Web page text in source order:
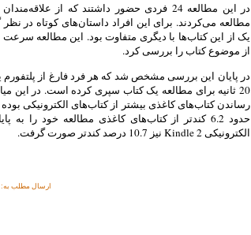
در این مطالعه 24 فردی حضور داشتند که از
مطالعه می‌کردند. برای این افراد داستان‌های کوتاه در
یک از این کتاب‌ها با دیگری متفاوت بود. این مطالعه
از موضوع کتاب را بررسی کرد.
20 ثانیه برای مطالعه یک کتاب سپری کرده است. در
حدود 6.2 کندتر از کتاب‌های کاغذی مطالعه خود را
الکترونیکی Kindle 2 نیز 10.7 درصد کندتر صورت گرفت.
ارسال مطلب به: